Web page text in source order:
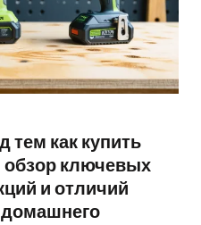
тем как купить
обзор ключевых
и отличий